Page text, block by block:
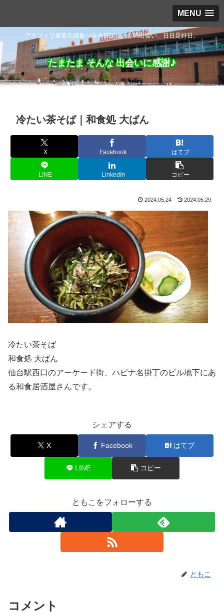
MENU
アラフィフ兼業主婦食べ歩き日記。人との出会い、日日是好日。
たまたま そんな 出会いに感謝♪
冷たい茶そば｜和食処 大ばん
X Facebook はてブ
LINE LinkedIn コピー
2024.05.24 2024.05.29
冷たい茶そば
和食処 大ばん
仙台駅西口のアーケード街、ハピナ名掛丁のビル地下にあ
る和食居酒屋さんです。
シェアする
X Facebook はてブ
LINE コピー
ともこをフォローする
ともこ
コメント